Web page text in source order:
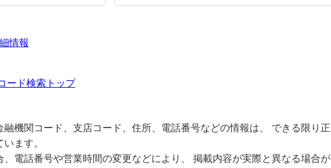
情報
ード検索トップ
融機関コード、支店コード、住所、電話番号などの情報は、 できる限り正
ます。
、電話番号や営業時間の変更などにより、 掲載内容が実際と異なる場合が